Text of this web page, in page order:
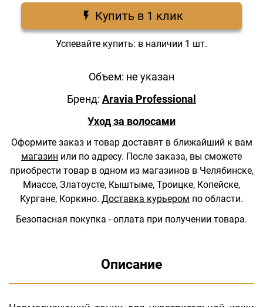
Купить в 1 клик
Успевайте купить: в наличии 1 шт.
Объем: не указан
Бренд: Aravia Professional
Уход за волосами
Оформите заказ и товар доставят в ближайший к вам
магазин или по адресу. После заказа, вы сможете
приобрести товар в одном из магазинов в Челябинске,
Миассе, Златоусте, Кыштыме, Троицке, Копейске,
Кургане, Коркино. Доставка курьером по области.
Безопасная покупка - оплата при получении товара.
Описание